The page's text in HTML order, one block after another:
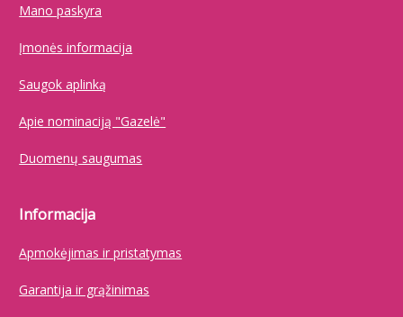
Įmonės informacija
Saugok aplinką
Apie nominaciją "Gazelė"
Duomenų saugumas
Mano paskyra
Informacija
Apmokėjimas ir pristatymas
Garantija ir grąžinimas